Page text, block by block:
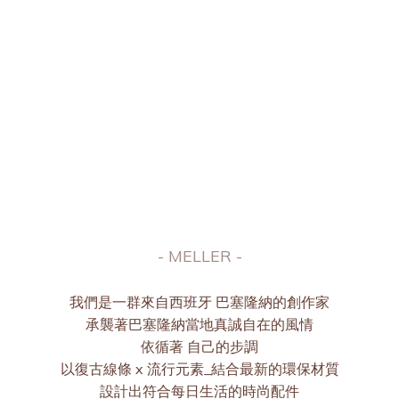
- MELLER -
我們是一群來自西班牙 巴塞隆納的創作家
承襲著巴塞隆納當地真誠自在的風情
依循著 自己的步調
以復古線條 x 流行元素_結合最新的環保材質
設計出符合每日生活的時尚配件